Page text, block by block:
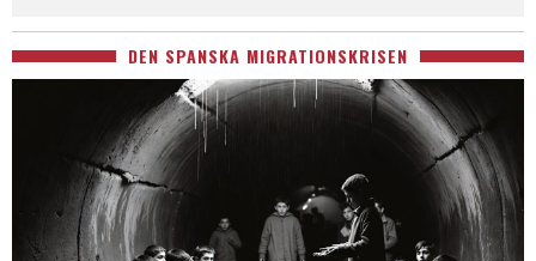
DEN SPANSKA MIGRATIONSKRISEN